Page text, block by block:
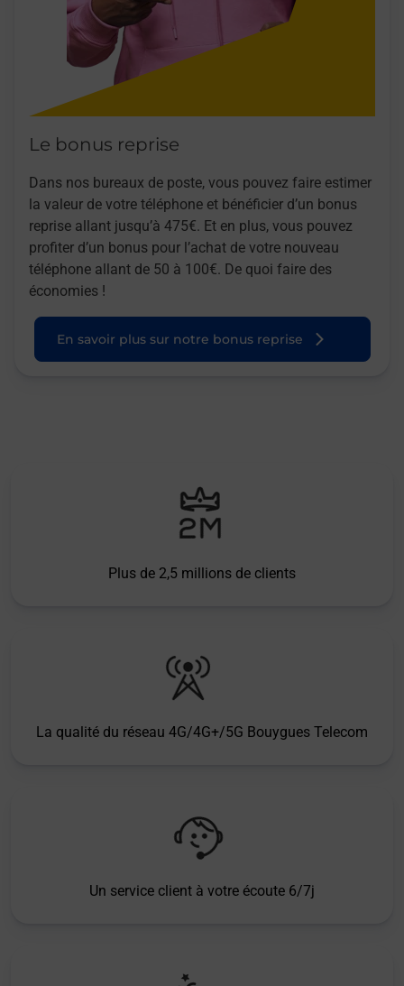
Le bonus reprise
Dans nos bureaux de poste, vous pouvez faire estimer
la valeur de votre téléphone et bénéficier d’un bonus
reprise allant jusqu’à 475€. Et en plus, vous pouvez
profiter d’un bonus pour l’achat de votre nouveau
téléphone allant de 50 à 100€. De quoi faire des
économies !
En savoir plus sur notre bonus reprise
Plus de 2,5 millions de clients
La qualité du réseau 4G/4G+/5G Bouygues Telecom
Un service client à votre écoute 6/7j